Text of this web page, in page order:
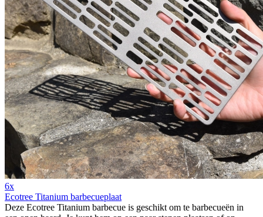
6x
Ecotree Titanium barbecueplaat
Deze Ecotree Titanium barbecue is geschikt om te barbecueën in